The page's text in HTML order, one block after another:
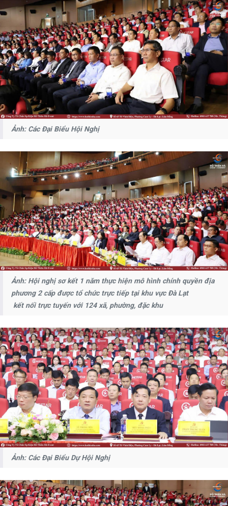
Ảnh: Các Đại Biểu Hội Nghị
Ảnh: Hội nghị sơ kết 1 năm thực hiện mô hình chính quyền địa
phương 2 cấp được tổ chức trực tiếp tại khu vực Đà Lạt
kết nối trực tuyến với 124 xã, phường, đặc khu
Ảnh: Các Đại Biểu Dự Hội Nghị